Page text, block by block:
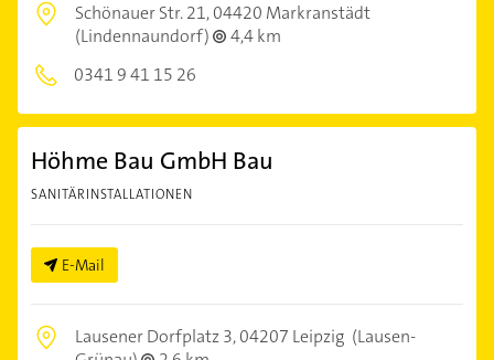
Schönauer Str. 21,04420 Markranstädt
(Lindennaundorf)
4,4 km
0341 9 41 15 26
Höhme Bau GmbH Bau
SANITÄRINSTALLATIONEN
E-Mail
Lausener Dorfplatz 3,04207 Leipzig (Lausen-